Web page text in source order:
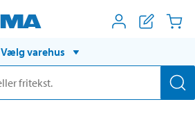
Vælg varehus